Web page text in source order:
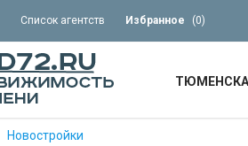
Список агентств Избранное (0)
Новостройки